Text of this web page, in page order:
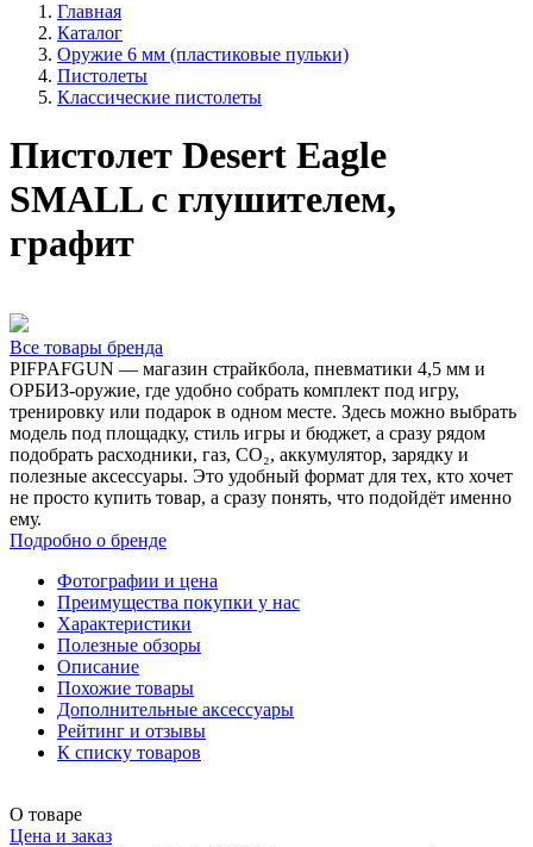
Главная
Каталог
Оружие 6 мм (пластиковые пульки)
Пистолеты
Классические пистолеты
Пистолет Desert Eagle
SMALL с глушителем,
графит
Все товары бренда
PIFPAFGUN — магазин страйкбола, пневматики 4,5 мм и
ОРБИЗ-оружие, где удобно собрать комплект под игру,
тренировку или подарок в одном месте. Здесь можно выбрать
модель под площадку, стиль игры и бюджет, а сразу рядом
подобрать расходники, газ, CO₂, аккумулятор, зарядку и
полезные аксессуары. Это удобный формат для тех, кто хочет
не просто купить товар, а сразу понять, что подойдёт именно
ему.
Подробно о бренде
Фотографии и цена
Преимущества покупки у нас
Характеристики
Полезные обзоры
Описание
Похожие товары
Дополнительные аксессуары
Рейтинг и отзывы
К списку товаров
О товаре
Цена и заказ